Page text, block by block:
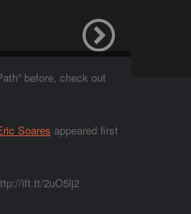
before, check out
Soares appeared first
ift.tt/2uO5lj2